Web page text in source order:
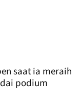
saat ia meraih
podium